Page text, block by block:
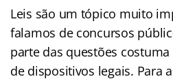
Leis são um tópico muito
falamos de concursos
parte das questões
de dispositivos legais. Para